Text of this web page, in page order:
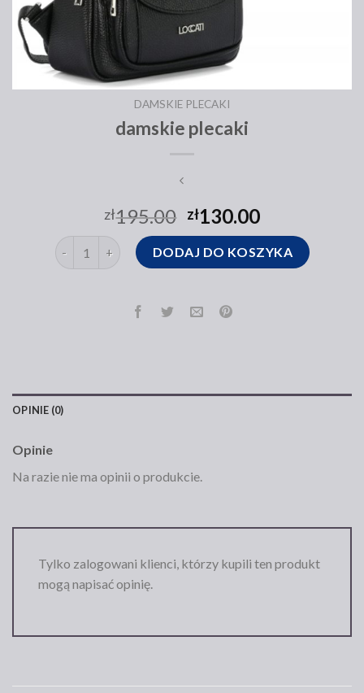
DAMSKIE PLECAKI
damskie plecaki
zł195.00 zł130.00
ilość damskie plecakiDODAJ DO KOSZYKA
OPINIE (0)
Opinie
Na razie nie ma opinii o produkcie.
Tylko zalogowani klienci, którzy kupili ten produkt
mogą napisać opinię.